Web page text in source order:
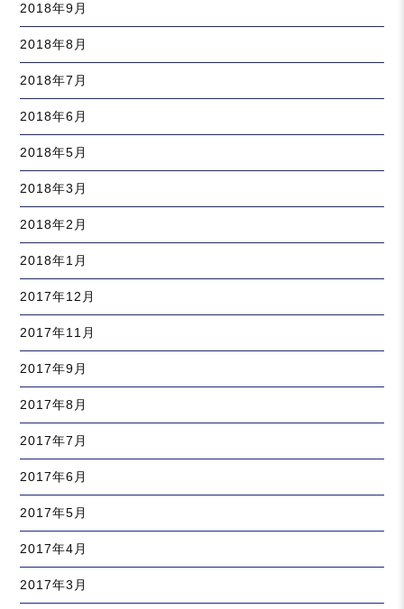
2018年9月
2018年8月
2018年7月
2018年6月
2018年5月
2018年3月
2018年2月
2018年1月
2017年12月
2017年11月
2017年9月
2017年8月
2017年7月
2017年6月
2017年5月
2017年4月
2017年3月